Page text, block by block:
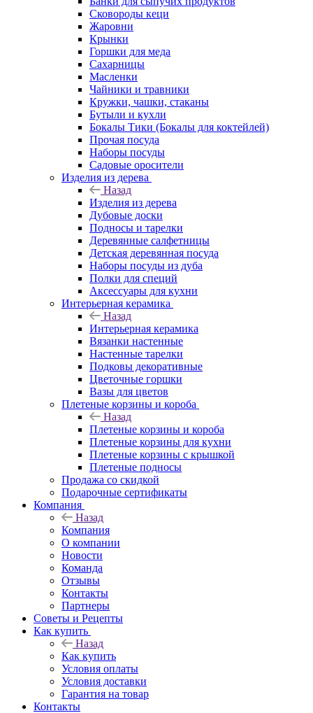
Сковороды кеци
Жаровни
Крынки
Горшки для меда
Сахарницы
Масленки
Чайники и травники
Кружки, чашки, стаканы
Бутыли и кухли
Бокалы Тики (Бокалы для коктейлей)
Прочая посуда
Наборы посуды
Садовые оросители
Изделия из дерева
Назад
Изделия из дерева
Дубовые доски
Подносы и тарелки
Деревянные салфетницы
Детская деревянная посуда
Наборы посуды из дуба
Полки для специй
Аксессуары для кухни
Интерьерная керамика
Назад
Интерьерная керамика
Вязанки настенные
Настенные тарелки
Подковы декоративные
Цветочные горшки
Вазы для цветов
Плетеные корзины и короба
Назад
Плетеные корзины и короба
Плетеные корзины для кухни
Плетеные корзины с крышкой
Плетеные подносы
Продажа со скидкой
Подарочные сертификаты
Компания
Назад
Компания
О компании
Новости
Команда
Отзывы
Контакты
Партнеры
Советы и Рецепты
Как купить
Назад
Как купить
Условия оплаты
Условия доставки
Гарантия на товар
Контакты